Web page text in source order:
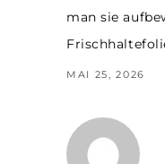
man sie
MAI 25, 2026